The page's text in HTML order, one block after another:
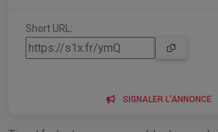
Short URL:
SIGNALER L'ANNONCE